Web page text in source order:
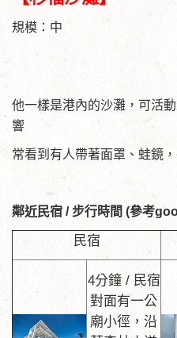
規模：中
他一樣是港內的沙灘，可活
響
常看到有人帶著面罩、蛙鏡
鄰近民宿 / 步行時間 (參考
民宿
4分鐘 / 民宿
對面有一公
廟小徑，沿